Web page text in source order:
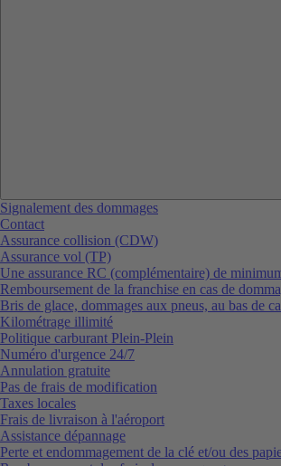
Signalement des dommages
Contact
Assurance collision (CDW)
Assurance vol (TP)
Une assurance RC (complémentaire) de
Remboursement de la franchise en cas de
Bris de glace, dommages aux pneus, au bas de
Kilométrage illimité
Politique carburant Plein-Plein
Numéro d'urgence 24/7
Annulation gratuite
Pas de frais de modification
Taxes locales
Frais de livraison à l'aéroport
Assistance dépannage
Perte et endommagement de la clé et/ou des